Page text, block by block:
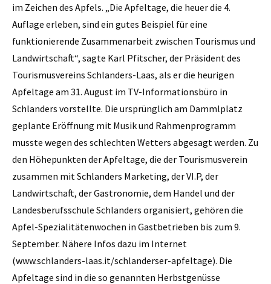
im Zeichen des Apfels. „Die Apfeltage, die heuer die 4.
Auflage erleben, sind ein gutes Beispiel für eine
funktionierende Zusammenarbeit zwischen Tourismus und
Landwirtschaft“, sagte Karl Pfitscher, der Präsident des
Tourismusvereins Schlanders-Laas, als er die heurigen
Apfeltage am 31. August im TV-Informationsbüro in
Schlanders vorstellte. Die ursprünglich am Dammlplatz
geplante Eröffnung mit Musik und Rahmenprogramm
musste wegen des schlechten Wetters abgesagt werden. Zu
den Höhepunkten der Apfeltage, die der Tourismusverein
zusammen mit Schlanders Marketing, der VI.P, der
Landwirtschaft, der Gastronomie, dem Handel und der
Landesberufsschule Schlanders organisiert, gehören die
Apfel-Spezialitätenwochen in Gastbetrieben bis zum 9.
September. Nähere Infos dazu im Internet
(www.schlanders-laas.it/schlanderser-apfeltage). Die
Apfeltage sind in die so genannten Herbstgenüsse